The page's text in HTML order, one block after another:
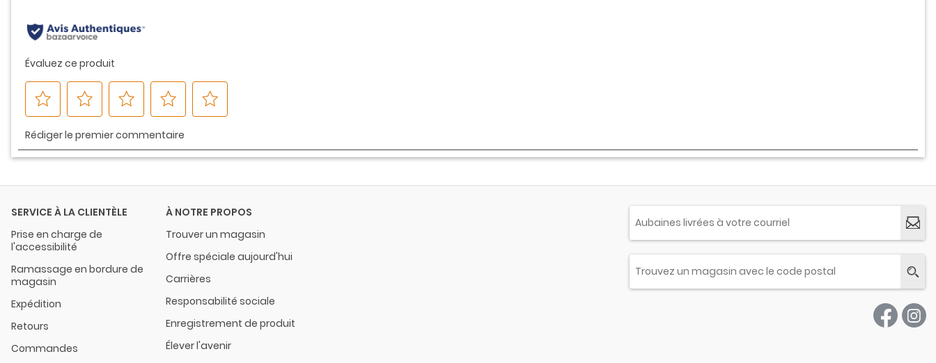
SERVICE À LA CLIENTÈLE
Prise en charge de
l'accessibilité
Ramassage en bordure de
magasin
Expédition
Retours
Commandes
À NOTRE PROPOS
Trouver un magasin
Offre spéciale aujourd'hui
Carrières
Responsabilité sociale
Enregistrement de produit
Élever l'avenir